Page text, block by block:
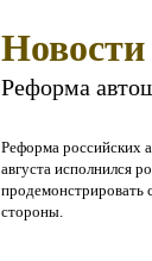
Новости
Реформа
Реформа российских
августа исполнился
продемонстрировать
стороны.